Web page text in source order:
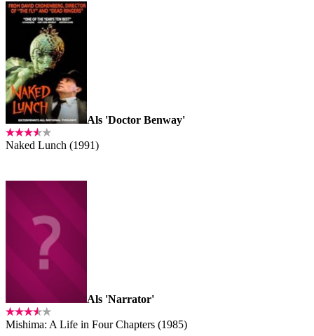
Als 'Doctor Benway'
Naked Lunch (1991)
Als 'Narrator'
Mishima: A Life in Four Chapters (1985)